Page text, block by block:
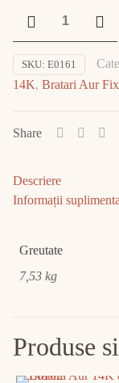
Bratara
14K
7.53gr
SKU: E0161
14K, Bratari Aur
Share
Descriere
Informații
Greutate
7,53 kg
Produse